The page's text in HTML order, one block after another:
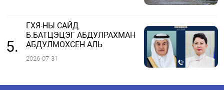
5.
ГХЯ-НЫ САЙД
Б.БАТЦЭЦЭГ АБДУЛРАХМАН
АБДУЛМОХСЕН АЛЬ
2026-07-31